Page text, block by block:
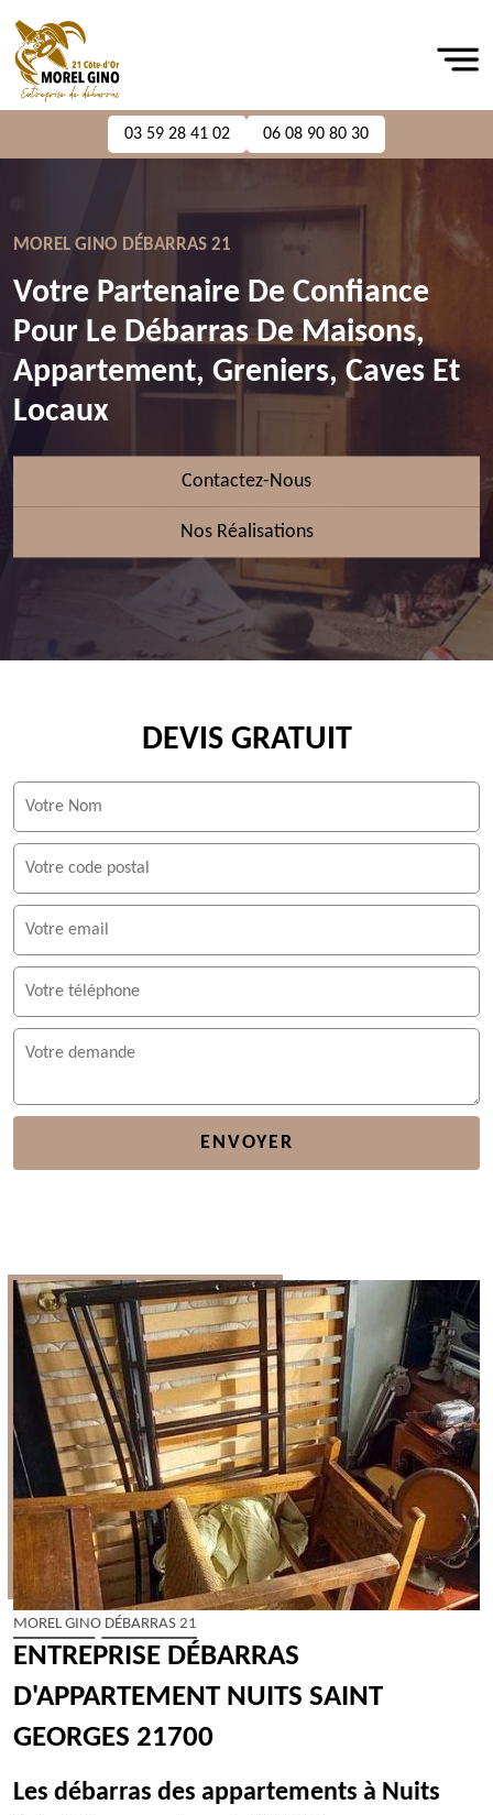
03 59 28 41 02 06 08 90 80 30
MOREL GINO DÉBARRAS 21
Votre Partenaire De Confiance
Pour Le Débarras De Maisons,
Appartement, Greniers, Caves Et
Locaux
Contactez-Nous
Nos Réalisations
DEVIS GRATUIT
MOREL GINO DÉBARRAS 21
ENTREPRISE DÉBARRAS
D'APPARTEMENT NUITS SAINT
GEORGES 21700
Les débarras des appartements à Nuits